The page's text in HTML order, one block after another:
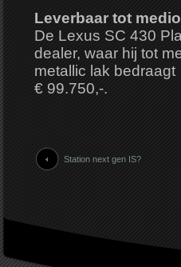
Leverbaar tot
De Lexus SC 430
dealer, waar hij tot
metallic lak bedraagt
€ 99.750,-.
Station next gen IS?